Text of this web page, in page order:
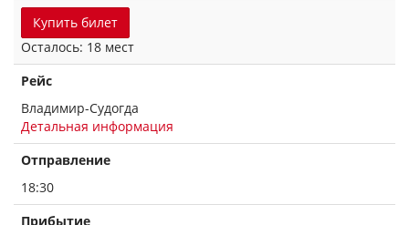
Купить билет
Осталось: 18 мест
Рейс
Владимир-Судогда
Детальная информация
Отправление
18:30
Прибытие